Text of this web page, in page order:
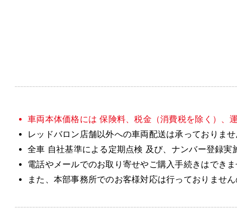
車両本体価格には 保険料、税金（消費税を除く）、
レッドバロン店舗以外への車両配送は承っておりませ
全車 自社基準による定期点検 及び、ナンバー登録
電話やメールでのお取り寄せやご購入手続きはできま
また、本部事務所でのお客様対応は行っておりませ